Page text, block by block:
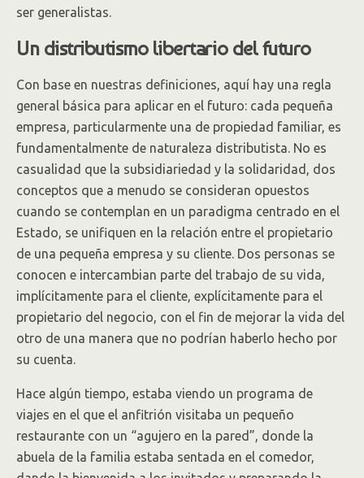
ser generalistas.
Un distributismo libertario del futuro
Con base en nuestras definiciones, aquí hay una regla
general básica para aplicar en el futuro: cada pequeña
empresa, particularmente una de propiedad familiar, es
fundamentalmente de naturaleza distributista. No es
casualidad que la subsidiariedad y la solidaridad, dos
conceptos que a menudo se consideran opuestos
cuando se contemplan en un paradigma centrado en el
Estado, se unifiquen en la relación entre el propietario
de una pequeña empresa y su cliente. Dos personas se
conocen e intercambian parte del trabajo de su vida,
implícitamente para el cliente, explícitamente para el
propietario del negocio, con el fin de mejorar la vida del
otro de una manera que no podrían haberlo hecho por
su cuenta.
Hace algún tiempo, estaba viendo un programa de
viajes en el que el anfitrión visitaba un pequeño
restaurante con un “agujero en la pared”, donde la
abuela de la familia estaba sentada en el comedor,